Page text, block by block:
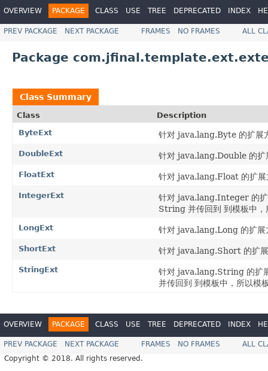
OVERVIEW PACKAGE CLASS USE TREE DEPRECATED INDEX
PREV PACKAGE NEXT PACKAGE FRAMES NO FRAMES ALL
Package
Class Summary
Class
Description
ByteExt
针对 java.lang.Byte 的扩
DoubleExt 针对 java.lang.Double 的
FloatExt 针对 java.lang.Float 的扩
IntegerExt
针对 java.lang.Integer 的扩
String 并传回到 到模板中
LongExt 针对 java.lang.Long 的扩
ShortExt 针对 java.lang.Short 的扩
StringExt
针对 java.lang.String 的扩
并传回到 到模板中，所以
OVERVIEW PACKAGE CLASS USE TREE DEPRECATED INDEX
PREV PACKAGE NEXT PACKAGE FRAMES NO FRAMES
ALL
Copyright © 2018. All rights reserved.